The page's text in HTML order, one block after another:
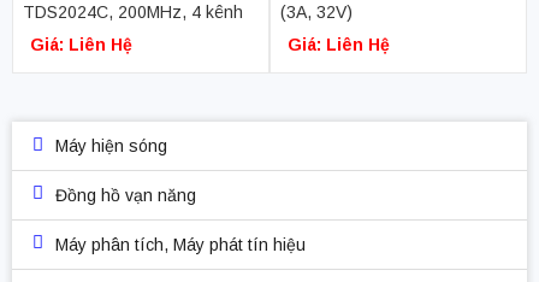
TDS2024C, 200MHz, 4 kênh
Giá: Liên Hệ
(3A, 32V)
Giá: Liên Hệ
Máy hiện sóng
Đồng hồ vạn năng
Máy phân tích, Máy phát tín hiệu